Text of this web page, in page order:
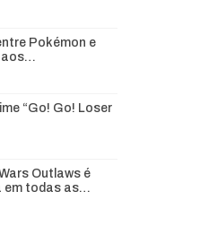
Pokémon e
aos…
“Go! Go! Loser
Outlaws é
em todas as…